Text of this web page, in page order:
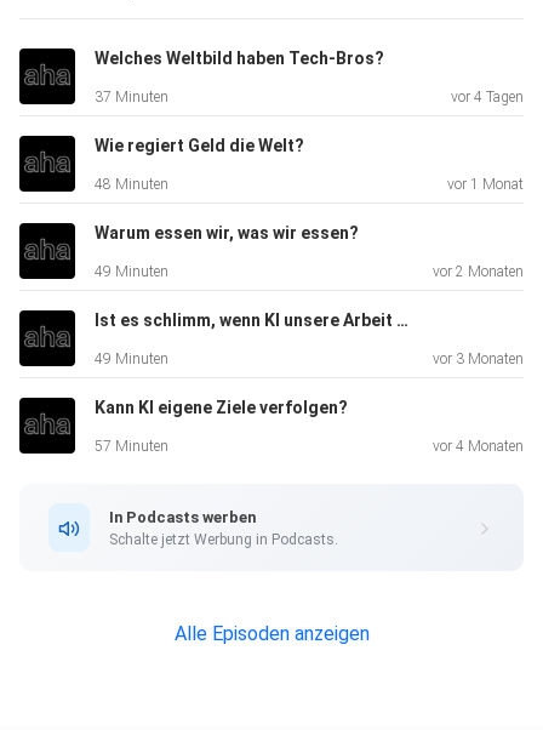
Welches Weltbild haben Tech-Bros?
37 Minuten vor 4 Tagen
Wie regiert Geld die Welt?
48 Minuten vor 1 Monat
Warum essen wir, was wir essen?
49 Minuten vor 2 Monaten
Ist es schlimm, wenn KI unsere Arbeit macht?
49 Minuten vor 3 Monaten
Kann KI eigene Ziele verfolgen?
57 Minuten vor 4 Monaten
In Podcasts werben
Schalte jetzt Werbung in Podcasts.
Alle Episoden anzeigen